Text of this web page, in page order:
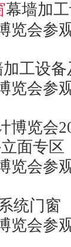
幕墙加
工设
博览会
面专区
统门窗